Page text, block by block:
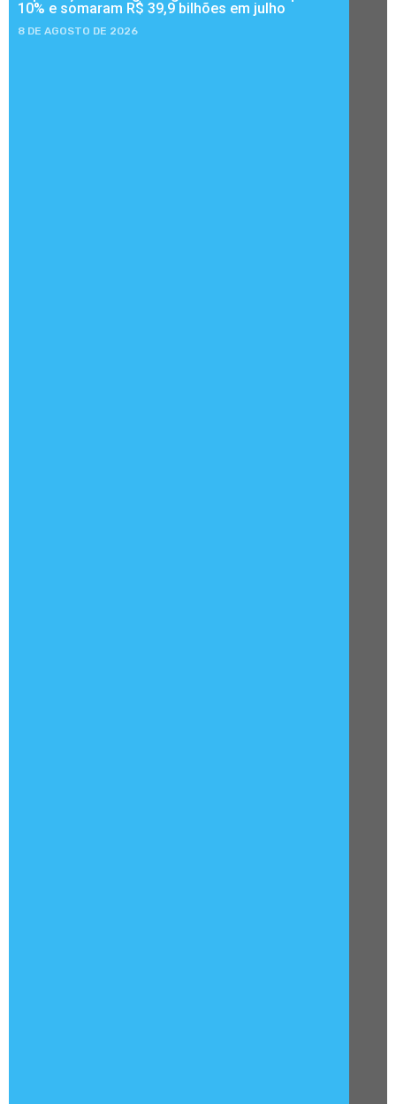
10% e somaram R$ 39,9 bilhões em julho
8 DE AGOSTO DE 2026